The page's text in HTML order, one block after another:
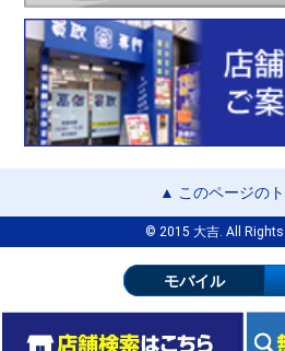
▲ このページの
© 2015 大吉. All Rights
モバイル